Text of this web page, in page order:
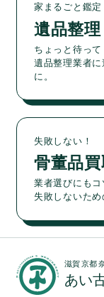
家まるごと鑑定
遺品整理
ちょっと待って
遺品整理業者
に。
失敗しない！
骨董品買
業者選びにもコ
失敗しないた
滋賀 京都
あい